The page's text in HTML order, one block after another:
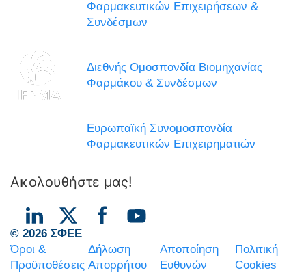
Φαρμακευτικών Επιχειρήσεων &
Συνδέσμων
Διεθνής Ομοσπονδία Βιομηχανίας
Φαρμάκου & Συνδέσμων
Ευρωπαϊκή Συνομοσπονδία
Φαρμακευτικών Επιχειρηματιών
Ακολουθήστε μας!
© 2026 ΣΦΕΕ
Όροι &
Προϋποθέσεις
Δήλωση
Απορρήτου
Αποποίηση
Ευθυνών
Πολιτική
Cookies